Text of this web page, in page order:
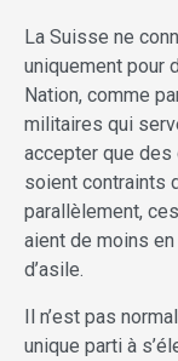
La Suisse ne
uniquement pour
Nation, comme
militaires qui
accepter que
soient contraints
parallèlement,
aient de moins
d’asile.
Il n’est pas
unique parti à